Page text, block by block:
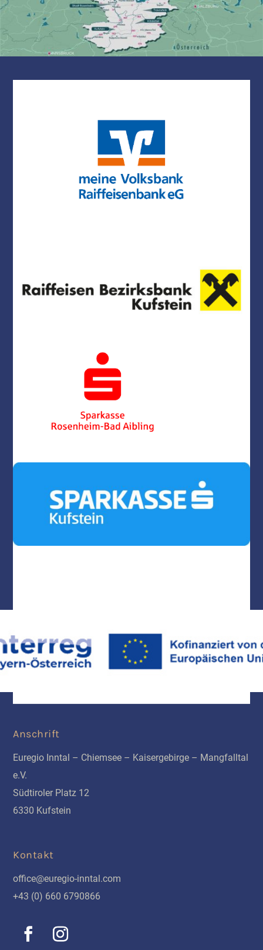
Anschrift
Euregio Inntal – Chiemsee – Kaisergebirge – Mangfalltal
e.V.
Südtiroler Platz 12
6330 Kufstein
Kontakt
office@euregio-inntal.com
+43 (0) 660 6790866